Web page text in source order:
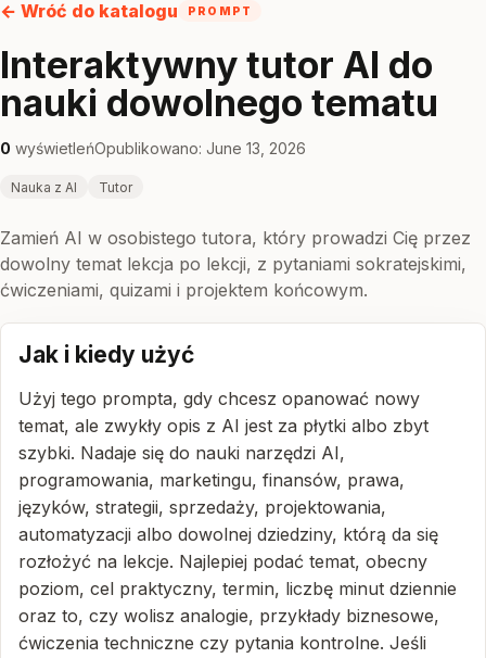
← Wróć do katalogu PROMPT
Interaktywny tutor AI do
nauki dowolnego tematu
0 wyświetleńOpublikowano: June 13, 2026
Nauka z AI Tutor
Zamień AI w osobistego tutora, który prowadzi Cię przez
dowolny temat lekcja po lekcji, z pytaniami sokratejskimi,
ćwiczeniami, quizami i projektem końcowym.
Jak i kiedy użyć
Użyj tego prompta, gdy chcesz opanować nowy
temat, ale zwykły opis z AI jest za płytki albo zbyt
szybki. Nadaje się do nauki narzędzi AI,
programowania, marketingu, finansów, prawa,
języków, strategii, sprzedaży, projektowania,
automatyzacji albo dowolnej dziedziny, którą da się
rozłożyć na lekcje. Najlepiej podać temat, obecny
poziom, cel praktyczny, termin, liczbę minut dziennie
oraz to, czy wolisz analogie, przykłady biznesowe,
ćwiczenia techniczne czy pytania kontrolne. Jeśli